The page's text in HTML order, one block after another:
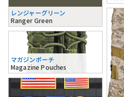
レンジャーグリーン
Ranger Green
マガジンポーチ
Magazine Pouches